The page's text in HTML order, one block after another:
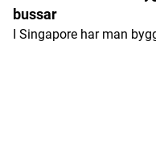
bussar
I Singapore har man